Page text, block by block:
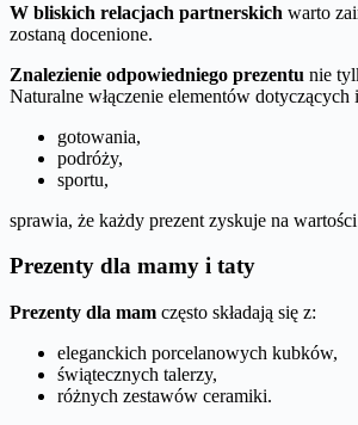
W bliskich relacjach partnerskich warto
zostaną docenione.
Znalezienie odpowiedniego prezentu nie
Naturalne włączenie elementów
gotowania,
podróży,
sportu,
sprawia, że każdy prezent zyskuje na
Prezenty dla mamy i taty
Prezenty dla mam często składają się z:
eleganckich porcelanowych kubków,
świątecznych talerzy,
różnych zestawów ceramiki.